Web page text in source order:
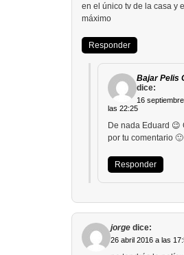
en el único tv de la casa y
máximo
Responder
Bajar Pelis
dice:
16
las 22:25
De nada Eduard 😉
por tu comentario 🙂
Responder
jorge dice:
26 abril 2016 a las